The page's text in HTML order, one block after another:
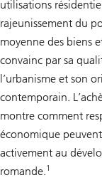
utilisations
rajeunissement du
moyenne des biens
convainc par sa
l’urbanisme et son
contemporain.
montre comment
économique
activement au
romande.1